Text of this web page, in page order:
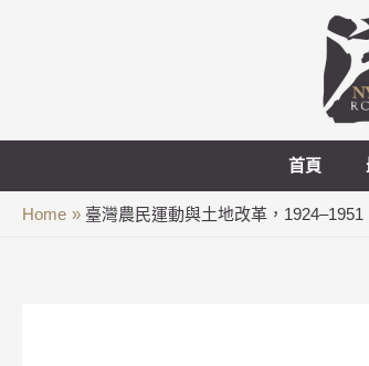
首頁
Home 臺灣農民運動與土地改革，1924–1951